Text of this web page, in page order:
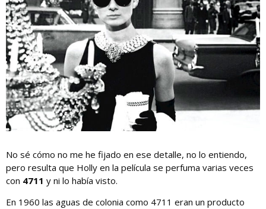
No sé cómo no me he fijado en ese detalle, no lo entiendo,
pero resulta que Holly en la película se perfuma varias veces
con 4711 y ni lo había visto.
En 1960 las aguas de colonia como 4711 eran un producto